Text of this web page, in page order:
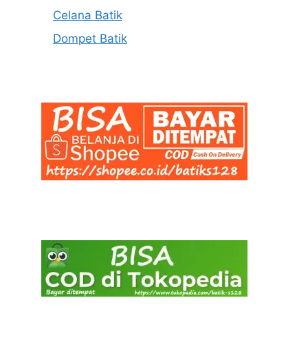
Celana Batik
Dompet Batik